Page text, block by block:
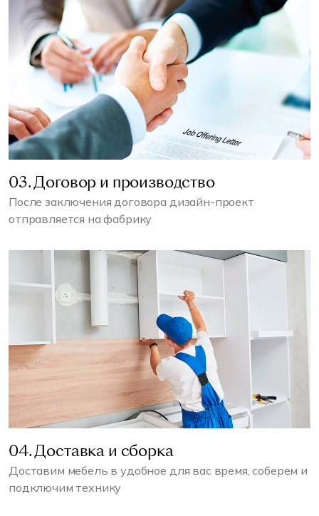
03. Договор и производство
После заключения договора дизайн-проект
отправляется на фабрику
04. Доставка и сборка
Доставим мебель в удобное для вас время, соберем и
подключим технику